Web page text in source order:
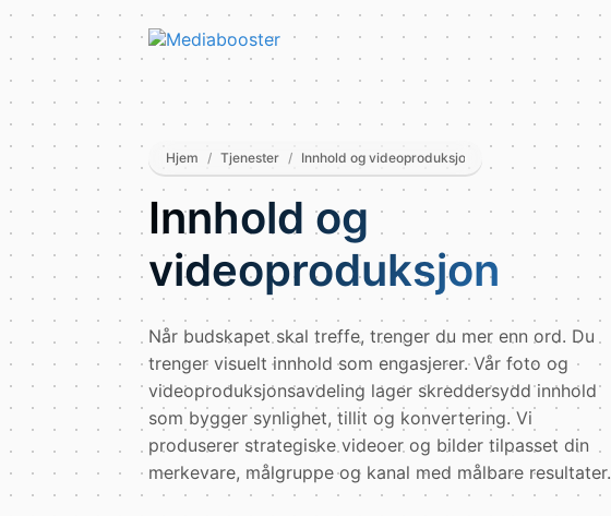
Skip To Main Content
Hjem / Tjenester / Innhold og videoproduksjon
Innhold og
videoproduksjon
Når budskapet skal treffe, trenger du mer enn ord. Du
trenger visuelt innhold som engasjerer. Vår foto og
videoproduksjonsavdeling lager skreddersydd innhold
som bygger synlighet, tillit og konvertering. Vi
produserer strategiske videoer og bilder tilpasset din
merkevare, målgruppe og kanal med målbare resultater.